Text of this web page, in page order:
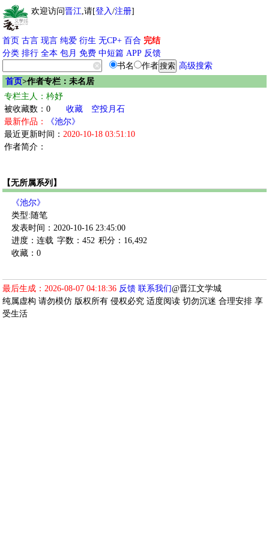
欢迎访问晋江,请[登入/注册]
首页 古言 现言 纯爱 衍生 无CP+ 百合 完结
分类 排行 全本 包月 免费 中短篇 APP 反馈
书名
作者
高级搜索
首页>作者专栏：未名居
专栏主人：枔妤
被收藏数：0
收藏
空投月石
最新作品：
《池尔》
最近更新时间： 2020-10-18 03:51:10
作者简介：
【无所属系列】
《池尔》
类型:随笔
发表时间：2020-10-16 23:45:00
进度：连载 字数：452 积分：16,492
收藏：0
最后生成：2026-08-07 04:18:36 反馈 联系我们@晋江文学城
纯属虚构 请勿模仿 版权所有 侵权必究 适度阅读 切勿沉迷 合理安排 享
受生活